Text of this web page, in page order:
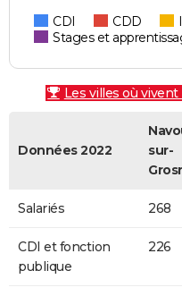
CDI CDD
Stages et
Les villes où
Données 2022
sur-
Salariés 268
CDI et fonction
publique
226